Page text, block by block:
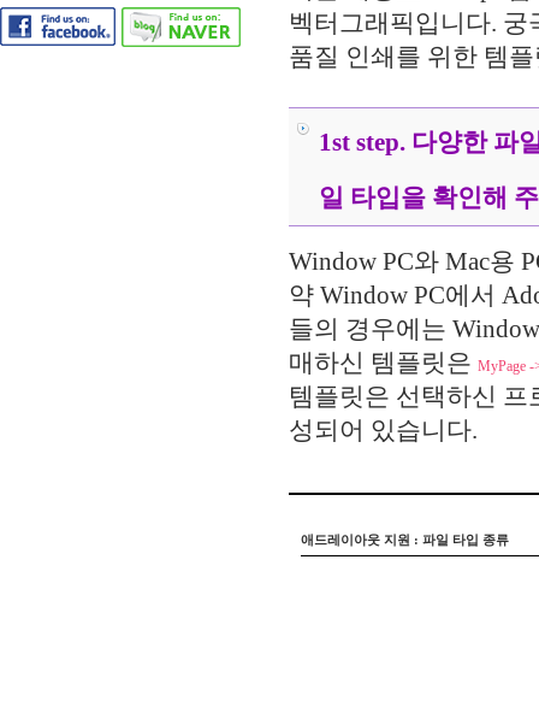
벡터그래픽입니다.
품질 인쇄를 위한 템
1st step. 다양한 파
일 타입을 확인해
Window PC와 Mac용
약 Window PC에서
들의 경우에는
매하신 템플릿은 MyPage
템플릿은 선택하신 프
성되어 있습니다.
애드레이아웃 지원 : 파일 타입 종류